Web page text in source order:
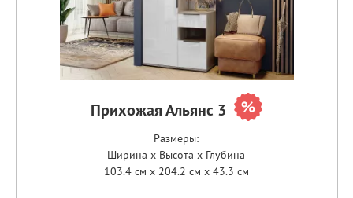
Прихожая Альянс 3
Размеры:
Ширина x Высота x Глубина
103.4 см x 204.2 см x 43.3 см